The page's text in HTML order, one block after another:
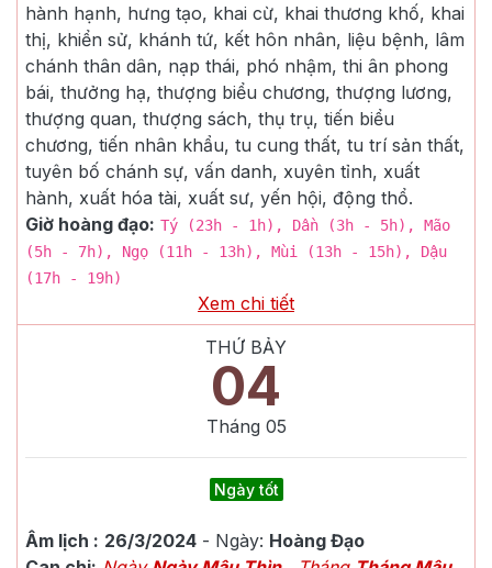
hành hạnh, hưng tạo, khai cừ, khai thương khố, khai
thị, khiển sử, khánh tứ, kết hôn nhân, liệu bệnh, lâm
chánh thân dân, nạp thái, phó nhậm, thi ân phong
bái, thưởng hạ, thượng biểu chương, thượng lương,
thượng quan, thượng sách, thụ trụ, tiến biểu
chương, tiến nhân khẩu, tu cung thất, tu trí sản thất,
tuyên bố chánh sự, vấn danh, xuyên tỉnh, xuất
hành, xuất hóa tài, xuất sư, yến hội, động thổ.
Giờ hoàng đạo: Tý (23h - 1h), Dần (3h - 5h), Mão
(5h - 7h), Ngọ (11h - 13h), Mùi (13h - 15h), Dậu
(17h - 19h)
Xem chi tiết
THỨ BẢY
04
Tháng 05
Ngày tốt
Âm lịch : 26/3/2024- Ngày: Hoàng Đạo